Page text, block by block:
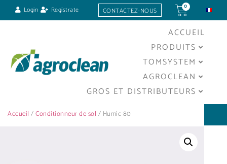
Login Regístrate 0
CONTACTEZ-NOUS
ACCUEIL
PRODUITS
TOMSYSTEM
AGROCLEAN
GROS ET DISTRIBUTEURS
Accueil /Conditionneur de sol / Humic 80